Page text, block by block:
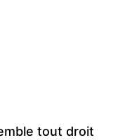
tout droit